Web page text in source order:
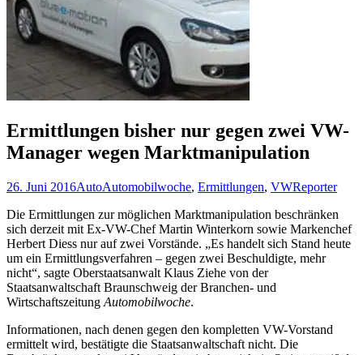
Ermittlungen bisher nur gegen zwei VW-
Manager wegen Marktmanipulation
26. Juni 2016AutoAutomobilwoche, Ermittlungen, VWReporter
Die Ermittlungen zur möglichen Marktmanipulation beschränken
sich derzeit mit Ex-VW-Chef Martin Winterkorn sowie Markenchef
Herbert Diess nur auf zwei Vorstände. „Es handelt sich Stand heute
um ein Ermittlungsverfahren – gegen zwei Beschuldigte, mehr
nicht“, sagte Oberstaatsanwalt Klaus Ziehe von der
Staatsanwaltschaft Braunschweig der Branchen- und
Wirtschaftszeitung Automobilwoche.
Informationen, nach denen gegen den kompletten VW-Vorstand
ermittelt wird, bestätigte die Staatsanwaltschaft nicht. Die